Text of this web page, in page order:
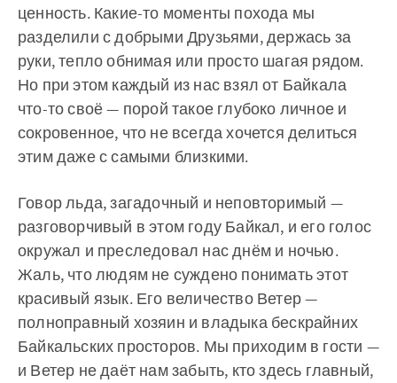
ценность. Какие-то моменты похода мы
разделили с добрыми Друзьями, держась за
руки, тепло обнимая или просто шагая рядом.
Но при этом каждый из нас взял от Байкала
что-то своё — порой такое глубоко личное и
сокровенное, что не всегда хочется делиться
этим даже с самыми близкими.
Говор льда, загадочный и неповторимый —
разговорчивый в этом году Байкал, и его голос
окружал и преследовал нас днём и ночью.
Жаль, что людям не суждено понимать этот
красивый язык. Его величество Ветер —
полноправный хозяин и владыка бескрайних
Байкальских просторов. Мы приходим в гости —
и Ветер не даёт нам забыть, кто здесь главный,